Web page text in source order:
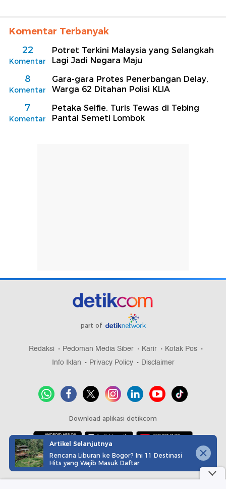
Komentar Terbanyak
22
Komentar
Potret Terkini Malaysia yang Selangkah
Lagi Jadi Negara Maju
8
Komentar
Gara-gara Protes Penerbangan Delay,
Warga 62 Ditahan Polisi KLIA
7
Komentar
Petaka Selfie, Turis Tewas di Tebing
Pantai Semeti Lombok
part of
Redaksi Pedoman Media Siber Karir
Kotak Pos
Info Iklan
Privacy Policy Disclaimer
Download aplikasi detikcom
Copyright @ 2026 detikcom, All right reserved
Artikel Selanjutnya
Rencana Liburan ke Bogor? Ini 11 Destinasi
Hits yang Wajib Masuk Daftar